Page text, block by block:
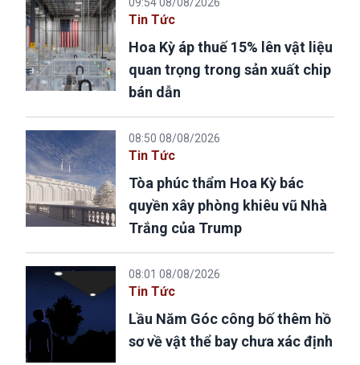
Tin Tức
Hoa Kỳ áp thuế 15% lên vật liệu
quan trọng trong sản xuất chip
bán dẫn
08:50 08/08/2026
Tin Tức
Tòa phúc thẩm Hoa Kỳ bác
quyền xây phòng khiêu vũ Nhà
Trắng của Trump
08:01 08/08/2026
Tin Tức
Lầu Năm Góc công bố thêm hồ
sơ về vật thể bay chưa xác định